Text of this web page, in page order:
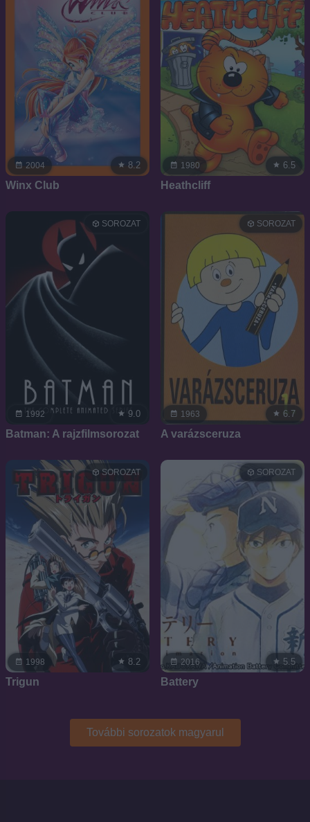
2004 8.2
Winx Club
1980 6.5
Heathcliff
1992
SOROZAT
9.0
Batman: A rajzfilmsorozat
1963
SOROZAT
6.7
A varázsceruza
1998
SOROZAT
8.2
Trigun
2016
SOROZAT
5.5
Battery
További sorozatok magyarul